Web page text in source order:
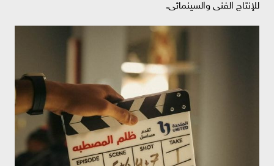
للإنتاج الفنى والسينمائى.